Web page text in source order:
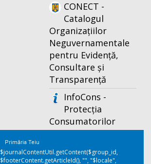
CONECT -
Catalogul
Organizațiilor
Neguvernamentale
pentru Evidență,
Consultare și
Transparență
InfoCons -
Protecția
Consumatorilor
Primăria Teiu
$journalContentUtil.getContent($group_id,
$footerContent.getArticleId(), "", "$locale",